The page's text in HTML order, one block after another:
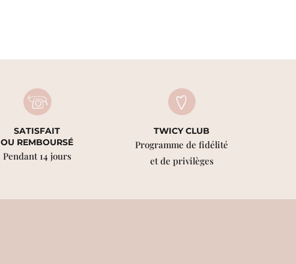
SATISFAIT
OU REMBOURSÉ
Pendant 14 jours
TWICY CLUB
Programme de fidélité
et de privilèges